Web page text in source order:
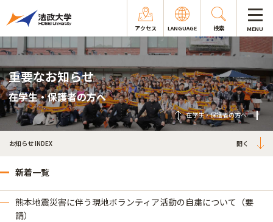
アクセス LANGUAGE 検索 MENU
重要なお知らせ
在学生・保護者の方へ
在学生・保護者の方へ
お知らせ INDEX
新着一覧
熊本地震災害に伴う現地ボランティア活動の自粛について（要
請）